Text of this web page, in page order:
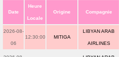
Date
Heure
Locale
Origine Compagnie
2026-08-
06
12:30:00 MITIGA
LIBYAN ARAB
AIRLINES